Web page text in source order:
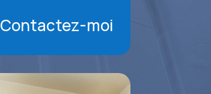
Contactez-moi